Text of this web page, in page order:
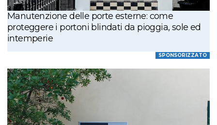
Manutenzione delle porte esterne: come
proteggere i portoni blindati da pioggia, sole ed
intemperie
SPONSORIZZATO